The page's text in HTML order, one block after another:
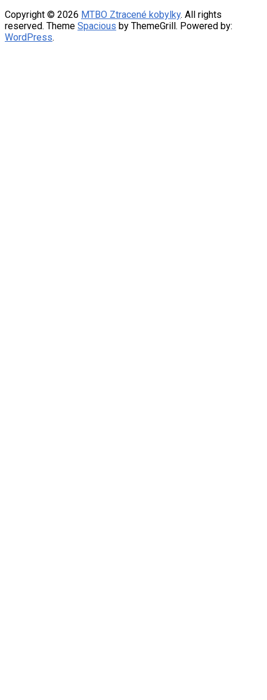
Copyright © 2026 MTBO Ztracené kobylky. All rights
reserved. Theme Spacious by ThemeGrill. Powered by:
WordPress.